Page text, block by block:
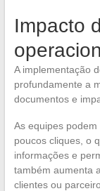
Impacto
A implementação
profundamente a
documentos e
As equipes
poucos cliques, o
informações e
também aumenta
clientes ou